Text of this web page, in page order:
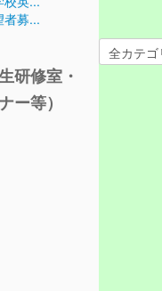
者募...
研修室・
ー等）